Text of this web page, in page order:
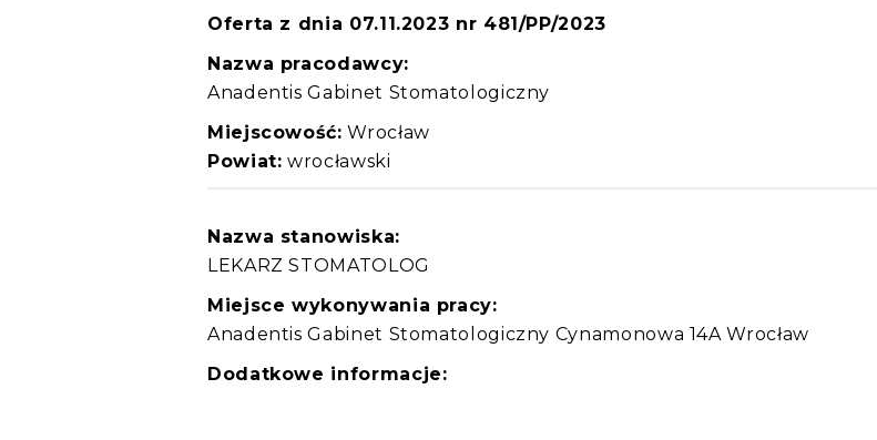
Oferta z dnia 07.11.2023 nr 481/PP/2023
Nazwa pracodawcy:
Anadentis Gabinet Stomatologiczny
Miejscowość: Wrocław
Powiat: wrocławski
Nazwa stanowiska:
LEKARZ STOMATOLOG
Miejsce wykonywania pracy:
Anadentis Gabinet Stomatologiczny Cynamonowa 14A Wrocław
Dodatkowe informacje: